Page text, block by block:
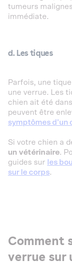
tumeurs
immédiate.
d. Les tiques
Parfois, une
une verrue. Les
chien ait été
peuvent être
symptômes d'un
Si votre chien a
un vétérinaire.
guides sur les
sur le corps.
Comment
verrue sur